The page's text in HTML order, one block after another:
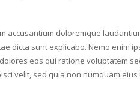
accusantium doloremque
dicta sunt explicabo. Nemo enim
eos qui ratione voluptatem
velit, sed quia non numquam